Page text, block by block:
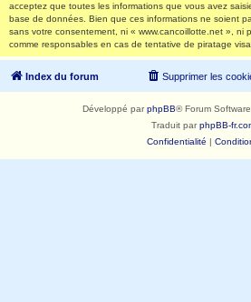
acceptez que toutes les informations que vous avez
base de données. Bien que ces informations ne soient
sans votre consentement, ni « www.cancoillotte.net », ni
comme responsables en cas de tentative de piratage
Index du forum Supprimer les
Développé parphpBB® Forum
Traduit parphpBB-
Confidentialité |